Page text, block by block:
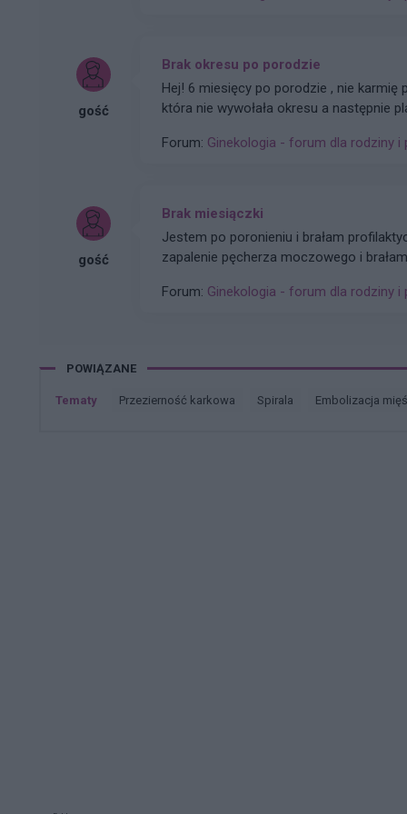
gość
Brak okresu po porodzie
Hej! 6 miesięcy po porodzie , nie karmię
która nie wywołała okresu a następnie
poziom estrogenow. Około 14. Co teraz?
Forum: Ginekologia - forum dla rodziny i
gość
Brak miesiączki
Jestem po poronieniu i brałam
zapalenie pęcherza moczowego i
on nic tu nie widzi i że endometrium
Forum: Ginekologia - forum dla rodziny i
POWIĄZANE
Tematy przezierność karkowa spirala embolizacja